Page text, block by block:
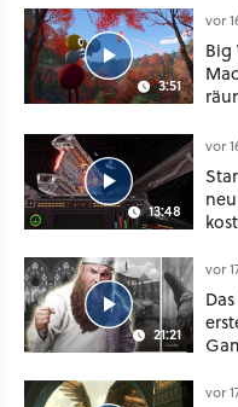
3:51
vor
Big
13:48
vor
21:21
vor
vor